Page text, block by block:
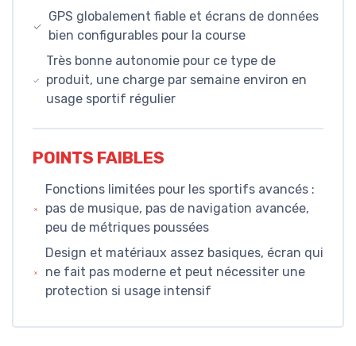
GPS globalement fiable et écrans de données
bien configurables pour la course
Très bonne autonomie pour ce type de
produit, une charge par semaine environ en
usage sportif régulier
POINTS FAIBLES
Fonctions limitées pour les sportifs avancés :
pas de musique, pas de navigation avancée,
peu de métriques poussées
Design et matériaux assez basiques, écran qui
ne fait pas moderne et peut nécessiter une
protection si usage intensif